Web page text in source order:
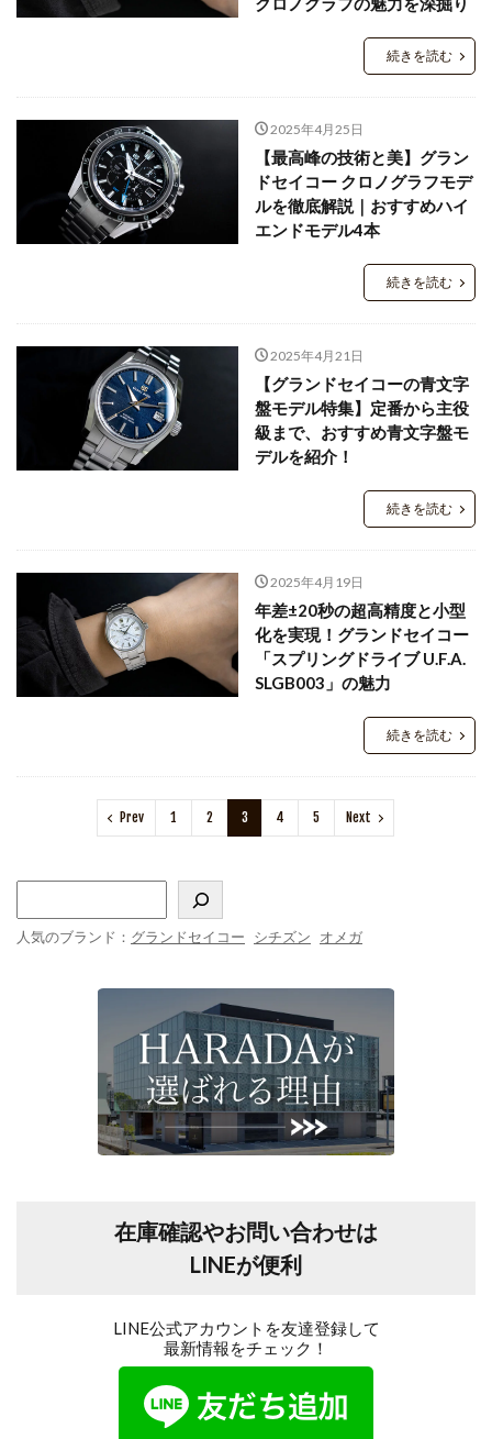
続きを読む
2025年4月25日
【最高峰の技術と美】グラン
ドセイコー クロノグラフモデ
ルを徹底解説｜おすすめハイ
エンドモデル4本
続きを読む
2025年4月21日
【グランドセイコーの青文字
盤モデル特集】定番から主役
級まで、おすすめ青文字盤モ
デルを紹介！
続きを読む
2025年4月19日
年差±20秒の超高精度と小型
化を実現！グランドセイコー
「スプリングドライブ U.F.A.
SLGB003」の魅力
続きを読む
Prev 1 2 3 4 5 Next
人気のブランド： グランドセイコー シチズン オメガ
在庫確認やお問い合わせは
LINEが便利
LINE公式アカウントを友達登録して
最新情報をチェック！